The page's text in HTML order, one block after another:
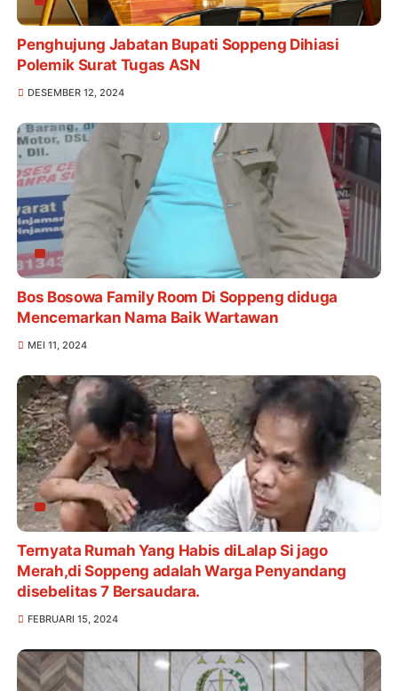
Penghujung Jabatan Bupati Soppeng Dihiasi
Polemik Surat Tugas ASN
DESEMBER 12, 2024
Bos Bosowa Family Room Di Soppeng diduga
Mencemarkan Nama Baik Wartawan
MEI 11, 2024
Ternyata Rumah Yang Habis diLalap Si jago
Merah,di Soppeng adalah Warga Penyandang
disebelitas 7 Bersaudara.
FEBRUARI 15, 2024